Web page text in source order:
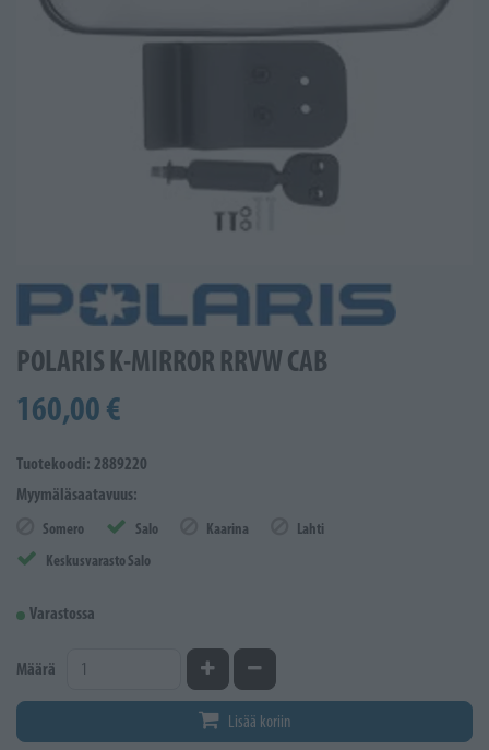
POLARIS K-MIRROR RRVW CAB
160,00 €
Tuotekoodi: 2889220
Myymäläsaatavuus:
Somero Salo Kaarina
Lahti
Keskusvarasto Salo
Varastossa
Määrä Kasvata määrääVähennä määrää
Lisää koriin